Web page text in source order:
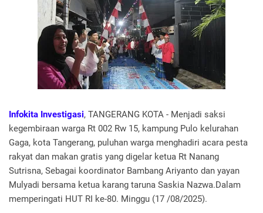
Infokita Investigasi, TANGERANG KOTA - Menjadi saksi
kegembiraan warga Rt 002 Rw 15, kampung Pulo kelurahan
Gaga, kota Tangerang, puluhan warga menghadiri acara pesta
rakyat dan makan gratis yang digelar ketua Rt Nanang
Sutrisna, Sebagai koordinator Bambang Ariyanto dan yayan
Mulyadi bersama ketua karang taruna Saskia Nazwa.Dalam
memperingati HUT RI ke-80. Minggu (17 /08/2025).